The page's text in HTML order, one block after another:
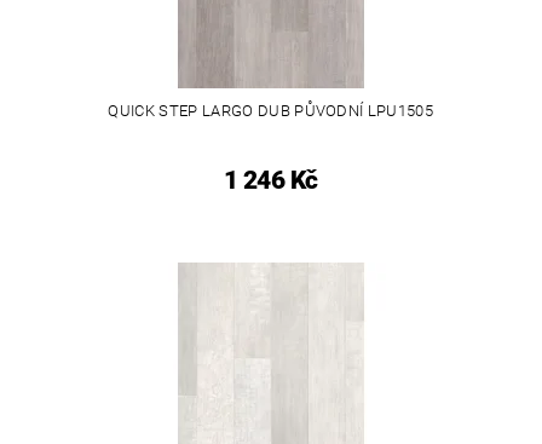
QUICK STEP LARGO DUB PŮVODNÍ LPU1505
1 246 Kč